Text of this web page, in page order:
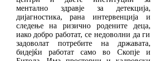
ментално здравје за детекција,
дијагностика, рана интервенција и
следење на ризично родените деца,
иако добро работат, се недоволни да ги
задоволат потребите на државата,
бидејќи работат само во Скопје и